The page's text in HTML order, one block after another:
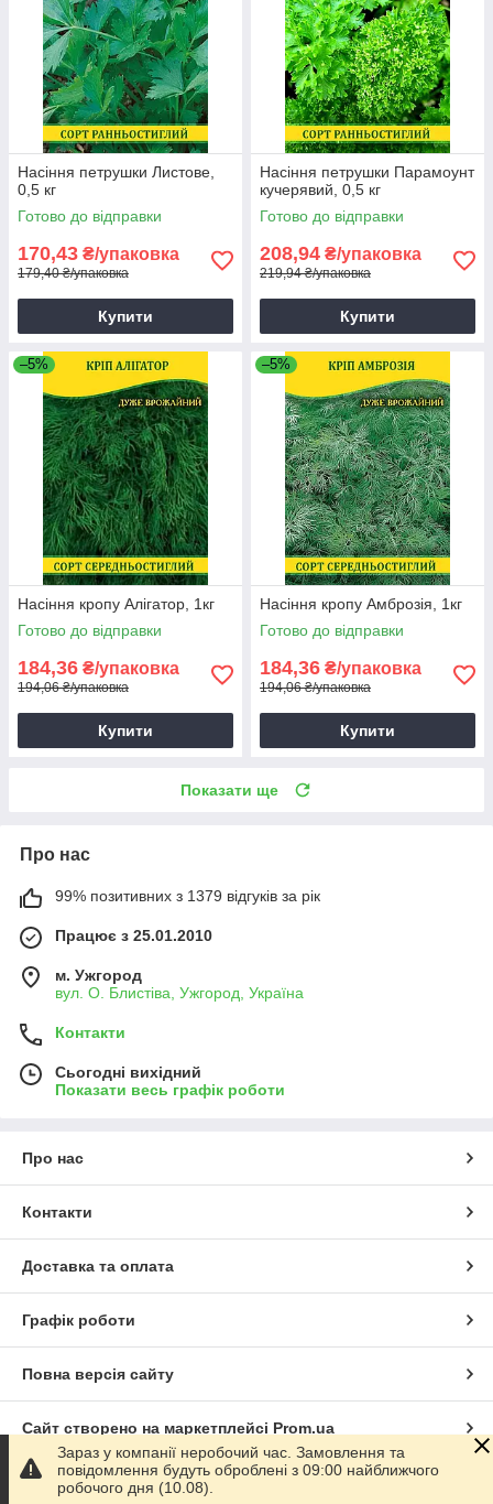
Насіння петрушки Листове,
0,5 кг
Готово до відправки
170,43 ₴/упаковка
179,40 ₴/упаковка
Купити
Насіння петрушки Парамоунт
кучерявий, 0,5 кг
Готово до відправки
208,94 ₴/упаковка
219,94 ₴/упаковка
Купити
–5%
Насіння кропу Алігатор, 1кг
Готово до відправки
184,36 ₴/упаковка
194,06 ₴/упаковка
Купити
–5%
Насіння кропу Амброзія, 1кг
Готово до відправки
184,36 ₴/упаковка
194,06 ₴/упаковка
Купити
Показати ще
Про нас
99% позитивних з 1379 відгуків за рік
Працює з 25.01.2010
м. Ужгород
вул. О. Блистіва, Ужгород, Україна
Контакти
Сьогодні вихідний
Показати весь графік роботи
Про нас
Контакти
Доставка та оплата
Графік роботи
Повна версія сайту
Сайт створено на маркетплейсі Prom.ua
Політика конфіденційності
Зараз у компанії неробочий час. Замовлення та
повідомлення будуть оброблені з 09:00 найближчого
робочого дня (10.08).